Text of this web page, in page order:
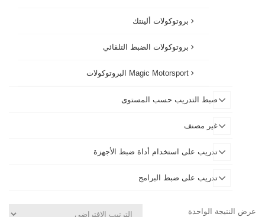
عرض النتيجة الواحدة
بروتوكولات ألينتك
بروتوكولات الضبط التلقائي
ضبط التدريب حسب المستوى
غير مصنف
تدريب على استخدام أداة ضبط الأجهزة
تدريب على ضبط البرامج